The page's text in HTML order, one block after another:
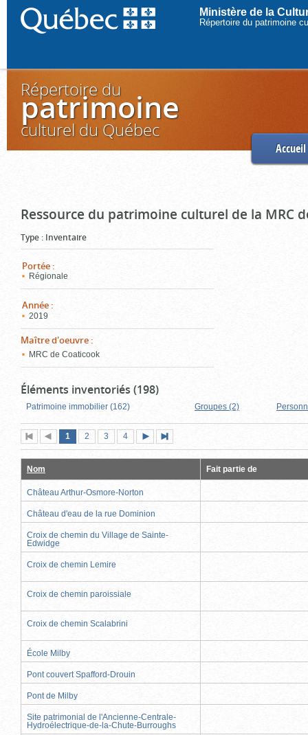
Ministère de la
Répertoire du patrimoine
Répertoire du
patrimoine
culturel du Québec
Accueil
Ressource du patrimoine culturel de la MRC
Type : Inventaire
Portée :
Régionale
Année :
2019
Maître d'oeuvre :
MRC de Coaticook
Éléments inventoriés (198)
Patrimoine immobilier (162) Groupes (2)
Première
page
Page
précédente
Page
1 (page
actuelle)
Page
2 Page
3 Page
4
suivante
page
Nom Fait partie de
Château Arthur-Osmore-Norton
Château d'eau de la rue Dominion
Croix de chemin du Village de Sainte-
Edwidge
Croix de chemin Lemire
Croix de chemin paroissiale
Croix de chemin Scalabrini
École Milby
Pont couvert Spafford-Drouin
Pont de Milby
Site patrimonial de l'Ancienne-Centrale-
Hydroélectrique-de-la-Chute-Burroughs